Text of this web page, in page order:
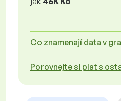
Co znamenají data v
Porovnejte si plat s